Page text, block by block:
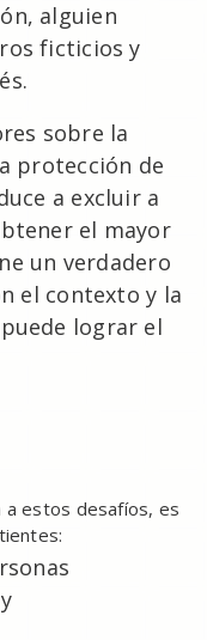
alguien
ficticios y
sobre la
protección de
a excluir a
el mayor
un verdadero
el contexto y la
lograr el
a estos desafíos, es